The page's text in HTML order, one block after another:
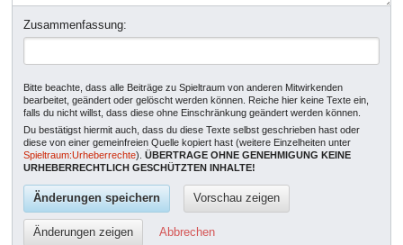
Zusammenfassung:
Bitte beachte, dass alle Beiträge zu Spieltraum von anderen Mitwirkenden
bearbeitet, geändert oder gelöscht werden können. Reiche hier keine Texte ein,
falls du nicht willst, dass diese ohne Einschränkung geändert werden können.
Du bestätigst hiermit auch, dass du diese Texte selbst geschrieben hast oder
diese von einer gemeinfreien Quelle kopiert hast (weitere Einzelheiten unter
Spieltraum:Urheberrechte).ÜBERTRAGE OHNE GENEHMIGUNG KEINE
URHEBERRECHTLICH GESCHÜTZTEN INHALTE!
Abbrechen